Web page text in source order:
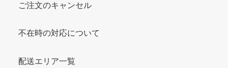
ご注文のキャンセル
不在時の対応について
配送エリア一覧